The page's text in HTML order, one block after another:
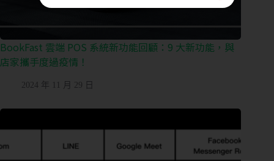
BookFast 雲端 POS 系統新功能回顧：9 大新功能，與
店家攜手度過疫情！
2024 年 11 月 29 日
LINE
您
業
態